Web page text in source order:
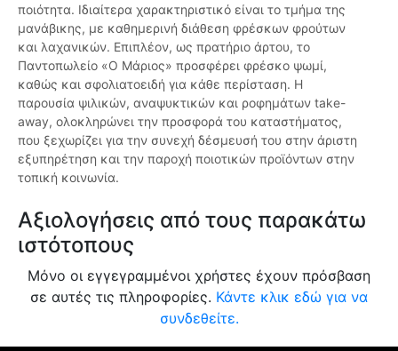
ποιότητα. Ιδιαίτερα χαρακτηριστικό είναι το τμήμα της
μανάβικης, με καθημερινή διάθεση φρέσκων φρούτων
και λαχανικών. Επιπλέον, ως πρατήριο άρτου, το
Παντοπωλείο «Ο Μάριος» προσφέρει φρέσκο ψωμί,
καθώς και σφολιατοειδή για κάθε περίσταση. Η
παρουσία ψιλικών, αναψυκτικών και ροφημάτων take-
away, ολοκληρώνει την προσφορά του καταστήματος,
που ξεχωρίζει για την συνεχή δέσμευσή του στην άριστη
εξυπηρέτηση και την παροχή ποιοτικών προϊόντων στην
τοπική κοινωνία.
Αξιολογήσεις από τους παρακάτω
ιστότοπους
Μόνο οι εγγεγραμμένοι χρήστες έχουν πρόσβαση
σε αυτές τις πληροφορίες. Κάντε κλικ εδώ για να
συνδεθείτε.